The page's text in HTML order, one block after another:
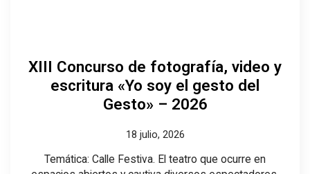
XIII Concurso de fotografía, video y
escritura «Yo soy el gesto del
Gesto» – 2026
18 julio, 2026
Temática: Calle Festiva. El teatro que ocurre en